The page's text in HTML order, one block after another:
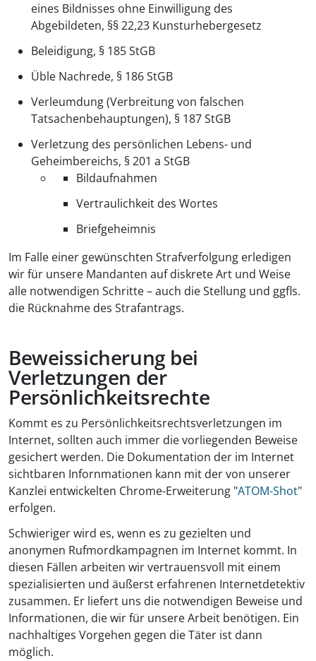
eines Bildnisses ohne Einwilligung des
Abgebildeten, §§ 22,23 Kunsturhebergesetz
Beleidigung, § 185 StGB
Üble Nachrede, § 186 StGB
Verleumdung (Verbreitung von falschen
Tatsachenbehauptungen), § 187 StGB
Verletzung des persönlichen Lebens- und
Geheimbereichs, § 201 a StGB
Bildaufnahmen
Vertraulichkeit des Wortes
Briefgeheimnis
Im Falle einer gewünschten Strafverfolgung erledigen
wir für unsere Mandanten auf diskrete Art und Weise
alle notwendigen Schritte – auch die Stellung und ggfls.
die Rücknahme des Strafantrags.
Beweissicherung bei
Verletzungen der
Persönlichkeitsrechte
Kommt es zu Persönlichkeitsrechtsverletzungen im
Internet, sollten auch immer die vorliegenden Beweise
gesichert werden. Die Dokumentation der im Internet
sichtbaren Infornmationen kann mit der von unserer
Kanzlei entwickelten Chrome-Erweiterung "ATOM-Shot"
erfolgen.
Schwieriger wird es, wenn es zu gezielten und
anonymen Rufmordkampagnen im Internet kommt. In
diesen Fällen arbeiten wir vertrauensvoll mit einem
spezialisierten und äußerst erfahrenen Internetdetektiv
zusammen. Er liefert uns die notwendigen Beweise und
Informationen, die wir für unsere Arbeit benötigen. Ein
nachhaltiges Vorgehen gegen die Täter ist dann
möglich.